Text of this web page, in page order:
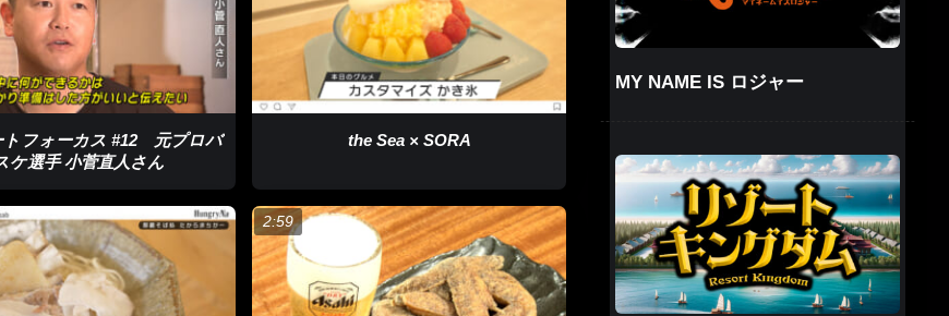
トフォーカス #12 元プロバ
ケ選手 小菅直人さん
the Sea × SORA
2:59
MY NAME IS ロジャー